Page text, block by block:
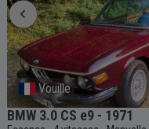
Vouille
BMW 3.0 CS e9 - 1971